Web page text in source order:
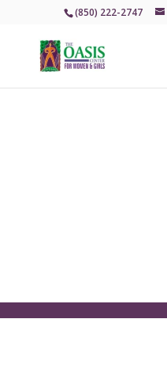
(850) 222-2747